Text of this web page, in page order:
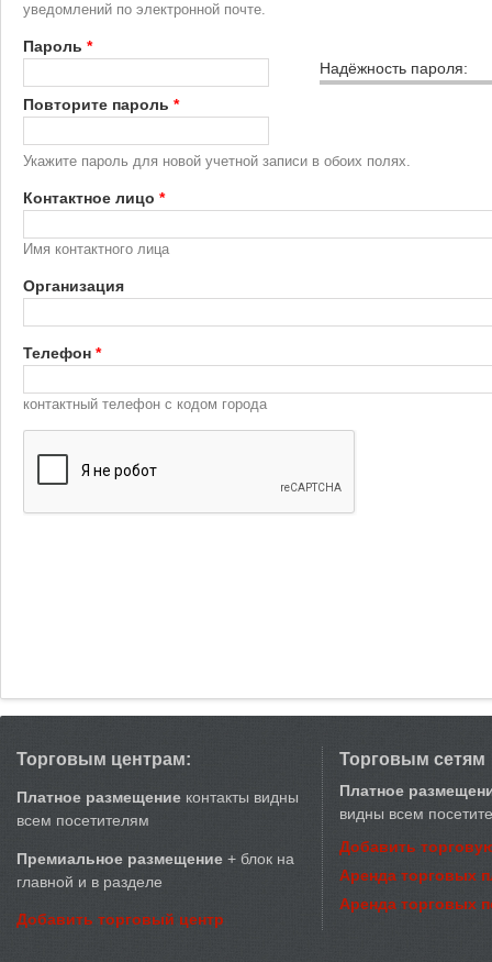
уведомлений по электронной почте.
Надёжность пароля:
Пароль *
Повторите пароль *
Укажите пароль для новой учетной записи в обоих полях.
Контактное лицо *
Имя контактного лица
Организация
Телефон *
контактный телефон с кодом города
Торговым центрам:
Платное размещение контакты видны
всем посетителям
Премиальное размещение + блок на
главной и в разделе
Добавить торговый центр
Торговым сетям
Платное
видны всем
Добавить
Аренда торговых
Аренда торговых